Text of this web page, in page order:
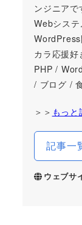
ンジニアで
Webシステ
WordPress
カラ応援好
PHP /
/ ブログ /
＞＞ もっ
記事一
ウェブサ